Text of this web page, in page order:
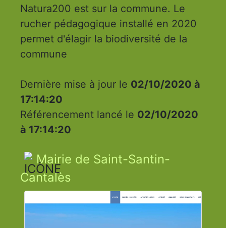
Natura200 est sur la commune. Le
rucher pédagogique installé en 2020
permet d'élagir la biodiversité de la
commune
Dernière mise à jour le 02/10/2020 à
17:14:20
Référencement lancé le 02/10/2020
à 17:14:20
Mairie de Saint-Santin-
Cantalès